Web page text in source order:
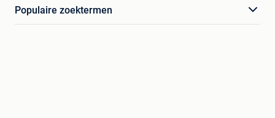
Populaire zoektermen